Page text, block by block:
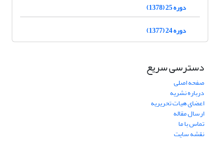
دوره 25 (1378)
دوره 24 (1377)
دسترسی سریع
صفحه اصلی
درباره نشریه
اعضای هیات تحریریه
ارسال مقاله
تماس با ما
نقشه سایت